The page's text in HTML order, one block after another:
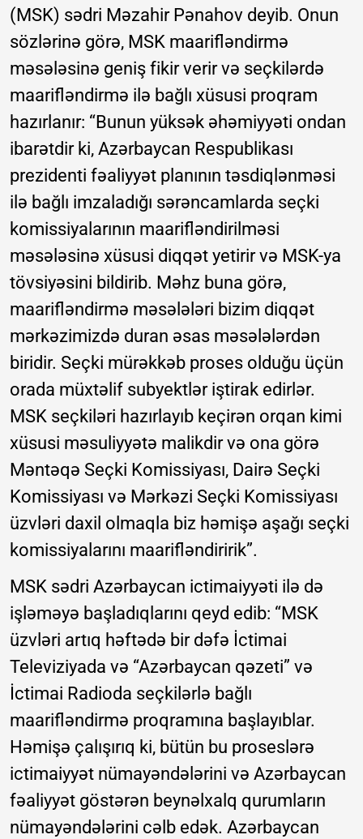
(MSK) sədri Məzahir Pənahov deyib. Onun
sözlərinə görə, MSK maarifləndirmə
məsələsinə geniş fikir verir və seçkilərdə
maarifləndirmə ilə bağlı xüsusi proqram
hazırlanır: “Bunun yüksək əhəmiyyəti ondan
ibarətdir ki, Azərbaycan Respublikası
prezidenti fəaliyyət planının təsdiqlənməsi
ilə bağlı imzaladığı sərəncamlarda seçki
komissiyalarının maarifləndirilməsi
məsələsinə xüsusi diqqət yetirir və MSK-ya
tövsiyəsini bildirib. Məhz buna görə,
maarifləndirmə məsələləri bizim diqqət
mərkəzimizdə duran əsas məsələlərdən
biridir. Seçki mürəkkəb proses olduğu üçün
orada müxtəlif subyektlər iştirak edirlər.
MSK seçkiləri hazırlayıb keçirən orqan kimi
xüsusi məsuliyyətə malikdir və ona görə
Məntəqə Seçki Komissiyası, Dairə Seçki
Komissiyası və Mərkəzi Seçki Komissiyası
üzvləri daxil olmaqla biz həmişə aşağı seçki
komissiyalarını maarifləndiririk”.
MSK sədri Azərbaycan ictimaiyyəti ilə də
işləməyə başladıqlarını qeyd edib: “MSK
üzvləri artıq həftədə bir dəfə İctimai
Televiziyada və “Azərbaycan qəzeti” və
İctimai Radioda seçkilərlə bağlı
maarifləndirmə proqramına başlayıblar.
Həmişə çalışırıq ki, bütün bu proseslərə
ictimaiyyət nümayəndələrini və Azərbaycan
fəaliyyət göstərən beynəlxalq qurumların
nümayəndələrini cəlb edək. Azərbaycan